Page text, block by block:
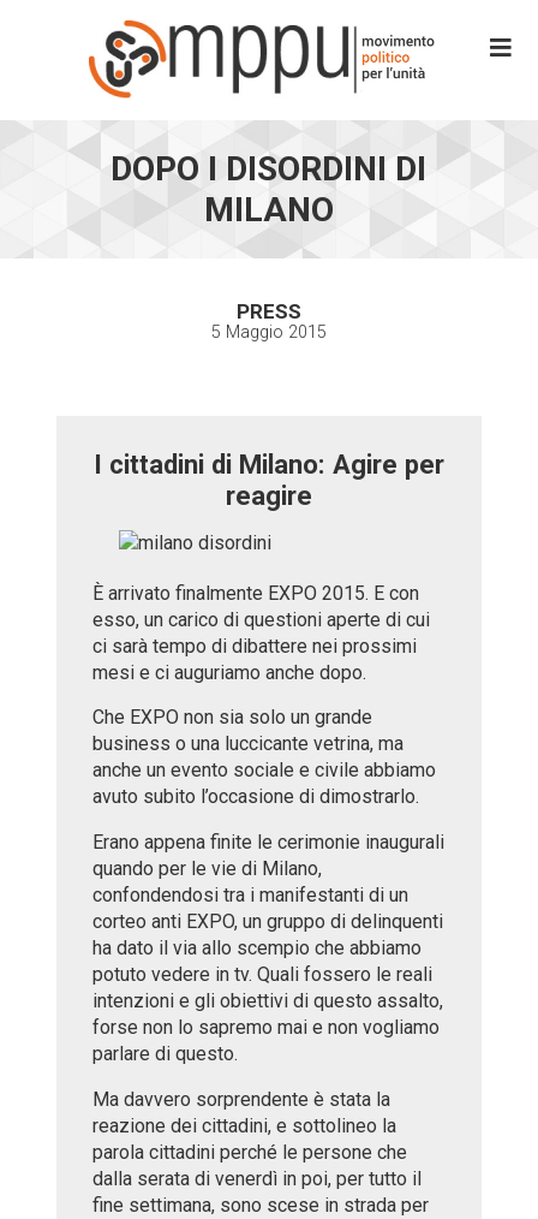
DOPO I DISORDINI DI
MILANO
PRESS
5 Maggio 2015
I cittadini di Milano: Agire per
reagire
È arrivato finalmente EXPO 2015. E con
esso, un carico di questioni aperte di cui
ci sarà tempo di dibattere nei prossimi
mesi e ci auguriamo anche dopo.
Che EXPO non sia solo un grande
business o una luccicante vetrina, ma
anche un evento sociale e civile abbiamo
avuto subito l’occasione di dimostrarlo.
Erano appena finite le cerimonie inaugurali
quando per le vie di Milano,
confondendosi tra i manifestanti di un
corteo anti EXPO, un gruppo di delinquenti
ha dato il via allo scempio che abbiamo
potuto vedere in tv. Quali fossero le reali
intenzioni e gli obiettivi di questo assalto,
forse non lo sapremo mai e non vogliamo
parlare di questo.
Ma davvero sorprendente è stata la
reazione dei cittadini, e sottolineo la
parola cittadini perché le persone che
dalla serata di venerdì in poi, per tutto il
fine settimana, sono scese in strada per